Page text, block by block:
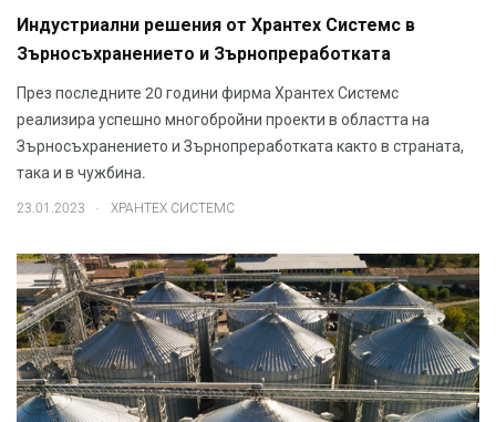
Индустриални решения от Хрантех Системс в
Зърносъхранението и Зърнопреработката
През последните 20 години фирма Хрантех Системс
реализира успешно многобройни проекти в областта на
Зърносъхранението и Зърнопреработката както в страната,
така и в чужбина.
23.01.2023 . ХРАНТЕХ СИСТЕМС